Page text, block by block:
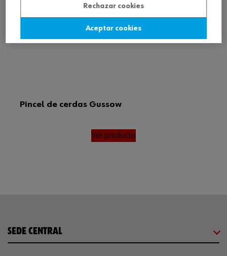
Pincel de cerdas Gussow
Ver producto
SEDE CENTRAL
Rechazar cookies
Aceptar cookies